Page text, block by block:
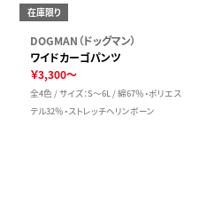
在庫限り
DOGMAN（ドッグマン）
ワイドカーゴパンツ
￥3,300～
全4色 / サイズ：S～6L / 綿67％・ポリエス
テル32％・ストレッチヘリンボーン